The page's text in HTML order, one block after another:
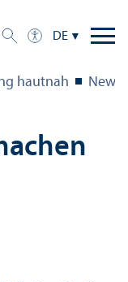
DE
hautnah